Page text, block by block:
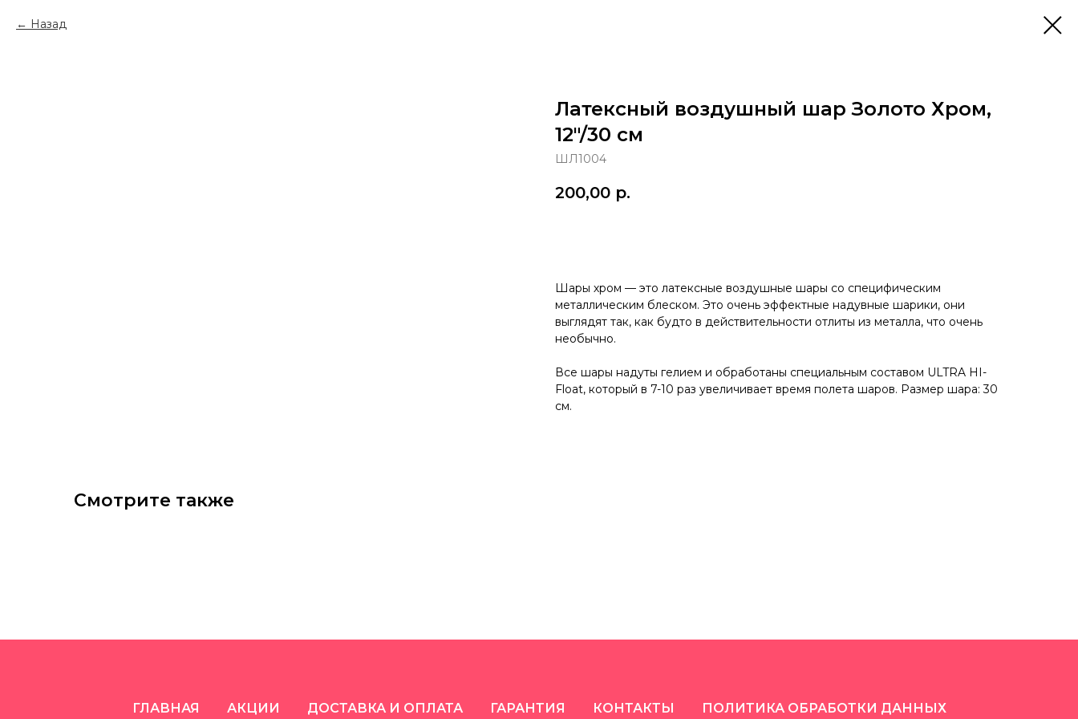
Назад
Латексный воздушный шар Золото Хром,
12"/30 см
ШЛ1004
200,00 р.
Шары хром — это латексные воздушные шары со специфическим
металлическим блеском. Это очень эффектные надувные шарики, они
выглядят так, как будто в действительности отлиты из металла, что очень
необычно.
Все шары надуты гелием и обработаны специальным составом ULTRA HI-
Float, который в 7-10 раз увеличивает время полета шаров. Размер шара: 30
см.
Смотрите также
ГЛАВНАЯ АКЦИИ ДОСТАВКА И ОПЛАТА ГАРАНТИЯ КОНТАКТЫ ПОЛИТИКА ОБРАБОТКИ ДАННЫХ